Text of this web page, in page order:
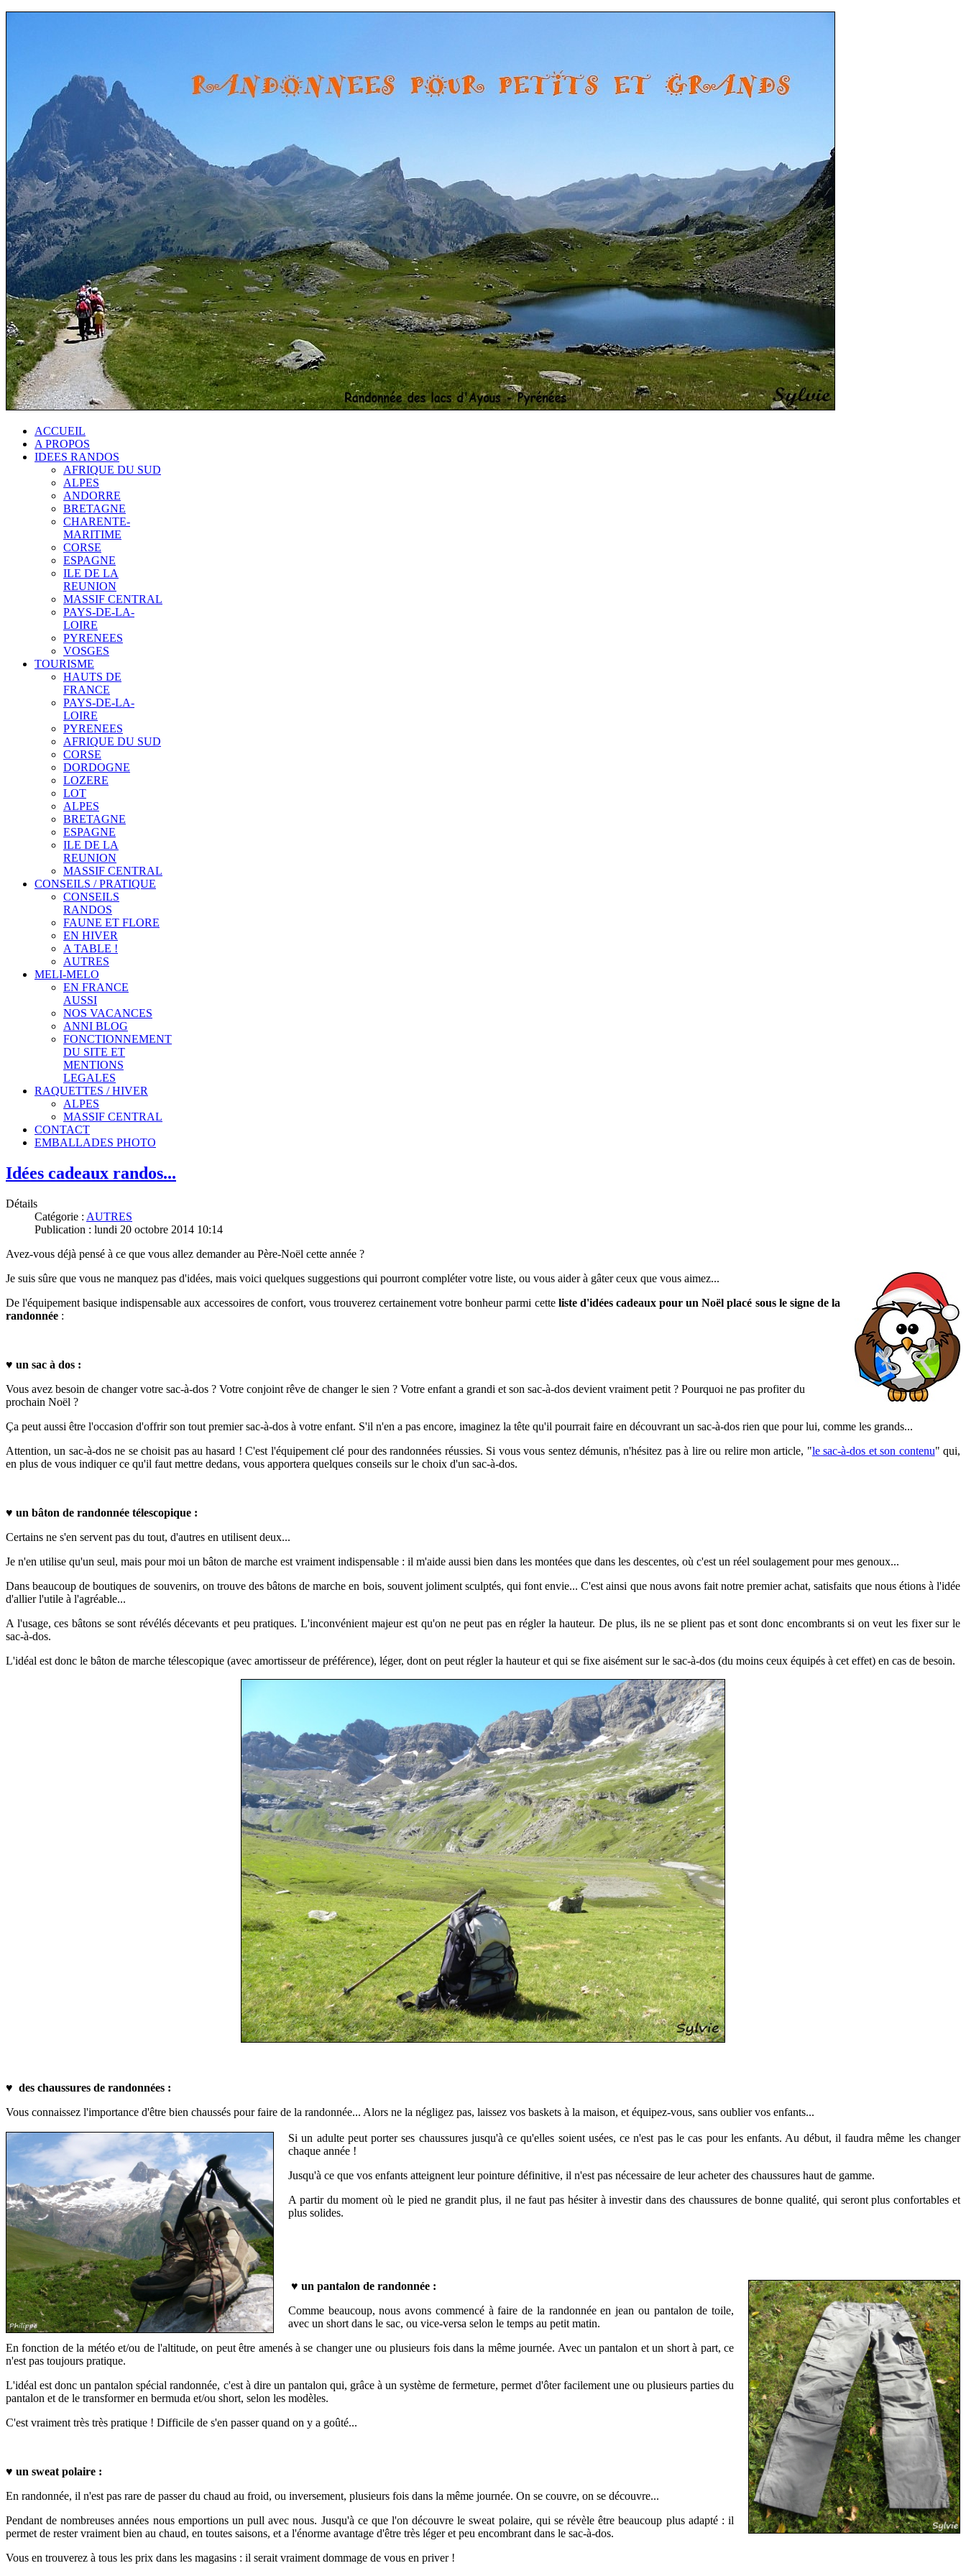
ACCUEIL
A PROPOS
IDEES RANDOS
AFRIQUE DU SUD
ALPES
ANDORRE
BRETAGNE
CHARENTE-
MARITIME
CORSE
ESPAGNE
ILE DE LA
REUNION
MASSIF CENTRAL
PAYS-DE-LA-
LOIRE
PYRENEES
VOSGES
TOURISME
HAUTS DE
FRANCE
PAYS-DE-LA-
LOIRE
PYRENEES
AFRIQUE DU SUD
CORSE
DORDOGNE
LOZERE
LOT
ALPES
BRETAGNE
ESPAGNE
ILE DE LA
REUNION
MASSIF CENTRAL
CONSEILS / PRATIQUE
CONSEILS
RANDOS
FAUNE ET FLORE
EN HIVER
A TABLE !
AUTRES
MELI-MELO
EN FRANCE
AUSSI
NOS VACANCES
ANNI BLOG
FONCTIONNEMENT
DU SITE ET
MENTIONS
LEGALES
RAQUETTES / HIVER
ALPES
MASSIF CENTRAL
CONTACT
EMBALLADES PHOTO
Idées cadeaux randos...
Détails
Catégorie : AUTRES
Publication : lundi 20 octobre 2014 10:14
Avez-vous déjà pensé à ce que vous allez demander au Père-Noël cette année ?
Je suis sûre que vous ne manquez pas d'idées, mais voici quelques suggestions qui pourront compléter votre liste, ou vous aider à gâter ceux que vous aimez...
De l'équipement basique indispensable aux accessoires de confort, vous trouverez certainement votre bonheur parmi cette liste d'idées cadeaux pour un Noël placé sous le signe de la
randonnée :
♥ un sac à dos :
Vous avez besoin de changer votre sac-à-dos ? Votre conjoint rêve de changer le sien ? Votre enfant a grandi et son sac-à-dos devient vraiment petit ? Pourquoi ne pas profiter du
prochain Noël ?
Ça peut aussi être l'occasion d'offrir son tout premier sac-à-dos à votre enfant. S'il n'en a pas encore, imaginez la tête qu'il pourrait faire en découvrant un sac-à-dos rien que pour lui, comme les grands...
Attention, un sac-à-dos ne se choisit pas au hasard ! C'est l'équipement clé pour des randonnées réussies. Si vous vous sentez démunis, n'hésitez pas à lire ou relire mon article, "le sac-à-dos et son contenu" qui,
en plus de vous indiquer ce qu'il faut mettre dedans, vous apportera quelques conseils sur le choix d'un sac-à-dos.
♥ un bâton de randonnée télescopique :
Certains ne s'en servent pas du tout, d'autres en utilisent deux...
Je n'en utilise qu'un seul, mais pour moi un bâton de marche est vraiment indispensable : il m'aide aussi bien dans les montées que dans les descentes, où c'est un réel soulagement pour mes genoux...
Dans beaucoup de boutiques de souvenirs, on trouve des bâtons de marche en bois, souvent joliment sculptés, qui font envie... C'est ainsi que nous avons fait notre premier achat, satisfaits que nous étions à l'idée
d'allier l'utile à l'agréable...
A l'usage, ces bâtons se sont révélés décevants et peu pratiques. L'inconvénient majeur est qu'on ne peut pas en régler la hauteur. De plus, ils ne se plient pas et sont donc encombrants si on veut les fixer sur le
sac-à-dos.
L'idéal est donc le bâton de marche télescopique (avec amortisseur de préférence), léger, dont on peut régler la hauteur et qui se fixe aisément sur le sac-à-dos (du moins ceux équipés à cet effet) en cas de besoin.
♥ des chaussures de randonnées :
Vous connaissez l'importance d'être bien chaussés pour faire de la randonnée... Alors ne la négligez pas, laissez vos baskets à la maison, et équipez-vous, sans oublier vos enfants...
Si un adulte peut porter ses chaussures jusqu'à ce qu'elles soient usées, ce n'est pas le cas pour les enfants. Au début, il faudra même les changer
chaque année !
Jusqu'à ce que vos enfants atteignent leur pointure définitive, il n'est pas nécessaire de leur acheter des chaussures haut de gamme.
A partir du moment où le pied ne grandit plus, il ne faut pas hésiter à investir dans des chaussures de bonne qualité, qui seront plus confortables et
plus solides.
♥ un pantalon de randonnée :
Comme beaucoup, nous avons commencé à faire de la randonnée en jean ou pantalon de toile,
avec un short dans le sac, ou vice-versa selon le temps au petit matin.
En fonction de la météo et/ou de l'altitude, on peut être amenés à se changer une ou plusieurs fois dans la même journée. Avec un pantalon et un short à part, ce
n'est pas toujours pratique.
L'idéal est donc un pantalon spécial randonnée, c'est à dire un pantalon qui, grâce à un système de fermeture, permet d'ôter facilement une ou plusieurs parties du
pantalon et de le transformer en bermuda et/ou short, selon les modèles.
C'est vraiment très très pratique ! Difficile de s'en passer quand on y a goûté...
♥ un sweat polaire :
En randonnée, il n'est pas rare de passer du chaud au froid, ou inversement, plusieurs fois dans la même journée. On se couvre, on se découvre...
Pendant de nombreuses années nous emportions un pull avec nous. Jusqu'à ce que l'on découvre le sweat polaire, qui se révèle être beaucoup plus adapté : il
permet de rester vraiment bien au chaud, en toutes saisons, et a l'énorme avantage d'être très léger et peu encombrant dans le sac-à-dos.
Vous en trouverez à tous les prix dans les magasins : il serait vraiment dommage de vous en priver !